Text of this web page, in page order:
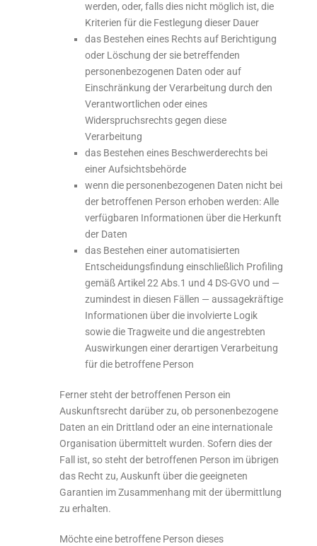
werden, oder, falls dies nicht möglich ist, die
Kriterien für die Festlegung dieser Dauer
das Bestehen eines Rechts auf Berichtigung
oder Löschung der sie betreffenden
personenbezogenen Daten oder auf
Einschränkung der Verarbeitung durch den
Verantwortlichen oder eines
Widerspruchsrechts gegen diese
Verarbeitung
das Bestehen eines Beschwerderechts bei
einer Aufsichtsbehörde
wenn die personenbezogenen Daten nicht bei
der betroffenen Person erhoben werden: Alle
verfügbaren Informationen über die Herkunft
der Daten
das Bestehen einer automatisierten
Entscheidungsfindung einschließlich Profiling
gemäß Artikel 22 Abs.1 und 4 DS-GVO und —
zumindest in diesen Fällen — aussagekräftige
Informationen über die involvierte Logik
sowie die Tragweite und die angestrebten
Auswirkungen einer derartigen Verarbeitung
für die betroffene Person
Ferner steht der betroffenen Person ein
Auskunftsrecht darüber zu, ob personenbezogene
Daten an ein Drittland oder an eine internationale
Organisation übermittelt wurden. Sofern dies der
Fall ist, so steht der betroffenen Person im übrigen
das Recht zu, Auskunft über die geeigneten
Garantien im Zusammenhang mit der übermittlung
zu erhalten.
Möchte eine betroffene Person dieses